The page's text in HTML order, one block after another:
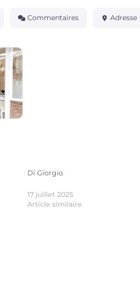
Commentaires Adresse
Di Giorgio
17 juillet 2025
Article similaire